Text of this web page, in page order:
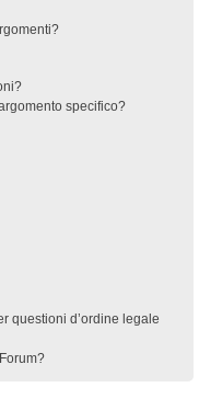
specifico?
questioni d’ordine legale